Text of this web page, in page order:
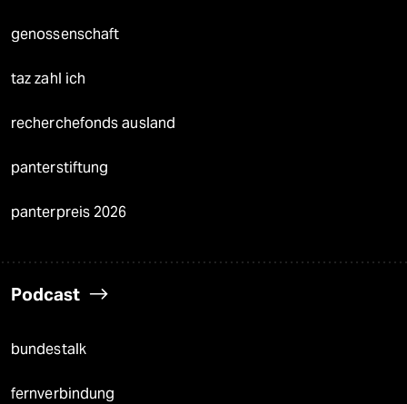
genossenschaft
taz zahl ich
recherchefonds ausland
panterstiftung
panterpreis 2026
Podcast
bundestalk
fernverbindung